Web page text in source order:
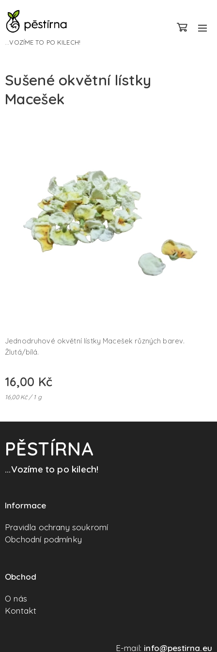
...VOZÍME TO PO KILECH!
Sušené okvětní lístky
Macešek
Jednodruhové okvětní lístky Macešek různých barev.
Žlutá/bílá.
16,00 Kč
16,00 Kč / 1 g
PĚSTÍRNA
...Vozíme to po kilech!
Informace
Pravidla ochrany soukromí
Obchodní podmínky
Obchod
O nás
Kontakt
E-mail: info@pestirna.eu